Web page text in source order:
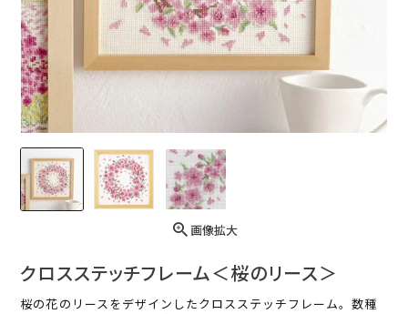
画像拡大
クロスステッチフレーム＜桜のリース＞
桜の花のリースをデザインしたクロスステッチフレーム。数種